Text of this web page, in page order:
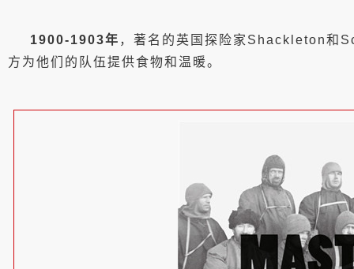
1900-1903年 ，著名的英国探险家Shackleton和
方为他们的队伍提供食物和温暖。